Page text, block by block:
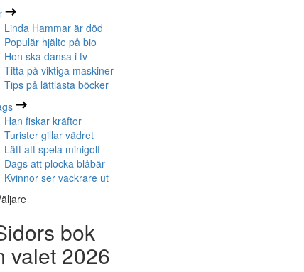
Linda Hammar är död
Populär hjälte på bio
Hon ska dansa i tv
Titta på viktiga maskiner
Tips på lättlästa böcker
Han fiskar kräftor
Turister gillar vädret
Lätt att spela minigolf
Dags att plocka blåbär
Kvinnor ser vackrare ut
bok
valet 2026